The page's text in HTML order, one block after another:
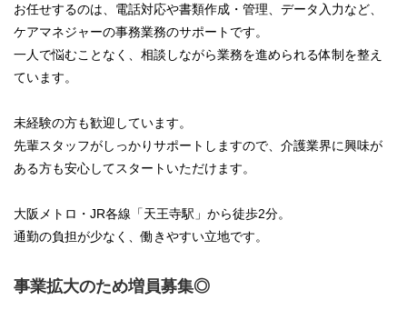
お任せするのは、電話対応や書類作成・管理、データ入力など、
ケアマネジャーの事務業務のサポートです。
一人で悩むことなく、相談しながら業務を進められる体制を整え
ています。
未経験の方も歓迎しています。
先輩スタッフがしっかりサポートしますので、介護業界に興味が
ある方も安心してスタートいただけます。
大阪メトロ・JR各線「天王寺駅」から徒歩2分。
通勤の負担が少なく、働きやすい立地です。
事業拡大のため増員募集◎